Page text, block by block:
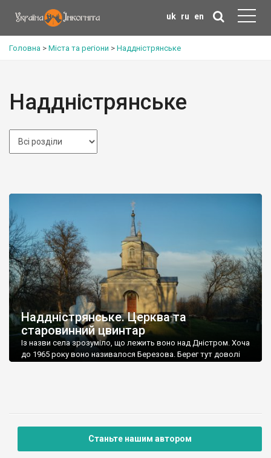
uk ru en
Головна > Міста та регіони > Наддністрянське
Наддністрянське
Наддністрянське. Церква та
старовинний цвинтар
Із назви села зрозуміло, що лежить воно над Дністром. Хоча
до 1965 року воно називалося Березова. Берег тут доволі
Станьте нашим автором